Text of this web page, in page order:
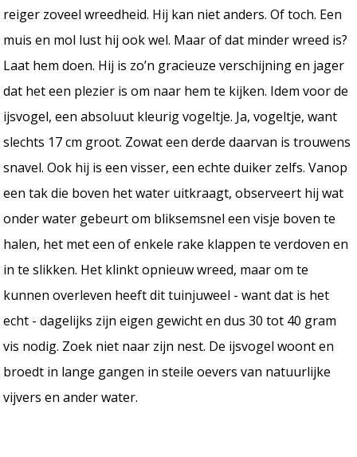
reiger zoveel wreedheid. Hij kan niet anders. Of toch. Een
muis en mol lust hij ook wel. Maar of dat minder wreed is?
Laat hem doen. Hij is zo’n gracieuze verschijning en jager
dat het een plezier is om naar hem te kijken. Idem voor de
ijsvogel, een absoluut kleurig vogeltje. Ja, vogeltje, want
slechts 17 cm groot. Zowat een derde daarvan is trouwens
snavel. Ook hij is een visser, een echte duiker zelfs. Vanop
een tak die boven het water uitkraagt, observeert hij wat
onder water gebeurt om bliksemsnel een visje boven te
halen, het met een of enkele rake klappen te verdoven en
in te slikken. Het klinkt opnieuw wreed, maar om te
kunnen overleven heeft dit tuinjuweel - want dat is het
echt - dagelijks zijn eigen gewicht en dus 30 tot 40 gram
vis nodig. Zoek niet naar zijn nest. De ijsvogel woont en
broedt in lange gangen in steile oevers van natuurlijke
vijvers en ander water.